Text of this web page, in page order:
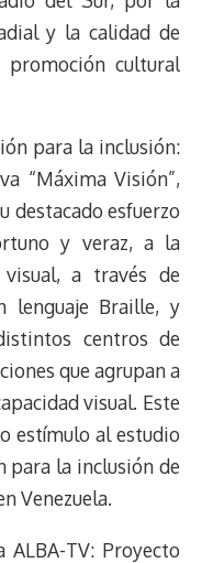
y la calidad de
cultural
para la inclusión:
“Máxima Visión”,
destacado esfuerzo
y veraz, a la
visual, a través de
lenguaje Braille, y
centros de
que agrupan a
visual. Este
estímulo al estudio
para la inclusión de
Venezuela.
ALBA-TV: Proyecto